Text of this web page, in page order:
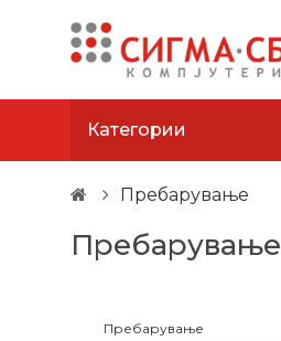
Категории
Пребарување
Пребарување
Пребарување